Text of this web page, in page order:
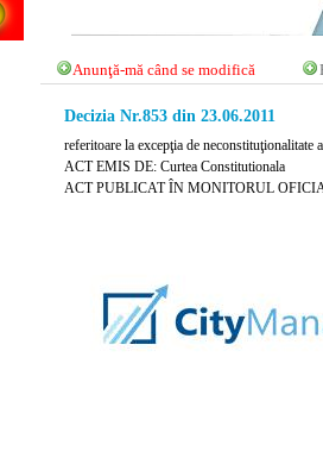
Anunţă-mă când se modifică
Decizia Nr.853 din 23.06.2011
referitoare la excepţia de
ACT EMIS DE: Curtea Constitutionala
ACT PUBLICAT ÎN MONITORUL